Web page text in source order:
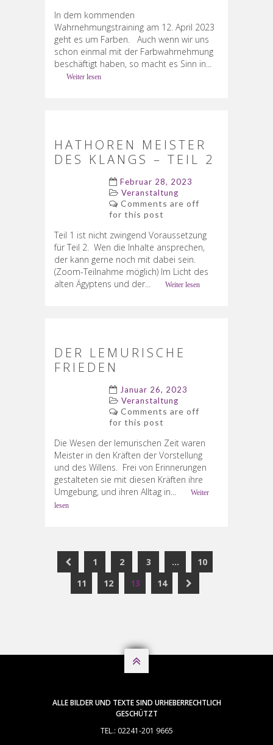
In dem kommenden
Wahrnehmungstraining am 12. April 2023
geht es um Farben. Auch wenn wir uns
schon einmal mit der Farbwahrnehmung
beschäftigt haben, so macht es Sinn in...
Weiter lesen
HATHOREN MEISTER
DES KLANGS – TEIL 2
Februar 28, 2023
Veranstaltung
Comments are off
for this post
Teil 1 ist nicht zwingend Voraussetzung
für Teil 2. Wen die Inhalte ansprechen,
der kann gerne noch mit dabei sein.
(Zoom-Teilnahme möglich) Im Licht des
alten Ägyptens und der...
Weiter lesen
DER LEMURISCHE
FRIEDEN
Januar 26, 2023
Veranstaltung
Comments are off
for this post
Die Wesen der lemurischen Zeit waren
Meister in den Kräften der Vorstellung
und des Willens. Frei von Erinnerungen
gestalteten sie mit diesen Kräften ihre
Umgebung, und ihren Alltag in...
Weiter
lesen
1 2 3 …
10
11
12 13 14

ALLE BILDER UND TEXTE SIND URHEBERRECHTLICH
GESCHÜTZT
TEL.: 02241-201 9665